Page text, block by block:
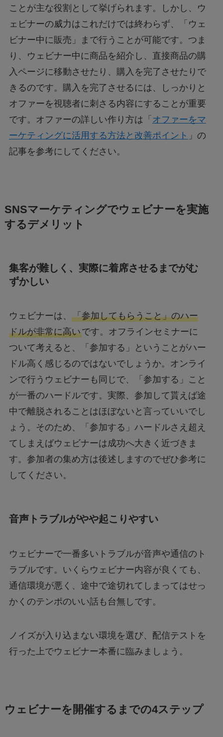
ことが主な役割として挙げられます。しかし、ウ
ェビナーの威力はこれだけでは終わらず、「ウェ
ビナー中に販売」まで行うことが可能です。つま
り、ウェビナー中に商品を紹介し、直接商品の購
入ページに移動させたり、購入を完了させたりで
きるのです。購入を完了させるには、しっかりと
オファーを視聴者に刺さる内容にすることが重要
です。オファーの詳しい作り方は「 オファーをマ
ーケティングに活用する方法と改善ポイント 」の
記事を参考にしてください。
SNSマーケティングでウェビナーを実施
するデメリット
集客が難しく、実際に着席させるまでがむ
ずかしい
ウェビナーは、 「参加してもらうこと」のハー
ドルが非常に高いです。オフラインセミナーに
ついて考えると、「参加する」ということがハー
ドル高く感じるのではないでしょうか。オンライ
ンで行うウェビナーも同じで、「参加する」こと
が一番のハードルです。実際、参加して貰えば途
中で離脱されることはほぼないと言っていいでし
ょう。そのため、「参加する」ハードルさえ超え
てしまえばウェビナーは成功へ大きく近づきま
す。参加者の集め方は後述しますのでぜひ参考に
してください。
音声トラブルがやや起こりやすい
ウェビナーで一番多いトラブルが音声や通信のト
ラブルです。いくらウェビナー内容が良くても、
通信環境が悪く、途中で途切れてしまってはせっ
かくのテンポのいい話も台無しです。
ノイズが入り込まない環境を選び、配信テストを
行った上でウェビナー本番に臨みましょう。
ウェビナーを開催するまでの4ステップ